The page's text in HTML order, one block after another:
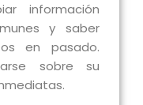
información
y saber
en pasado.
sobre su